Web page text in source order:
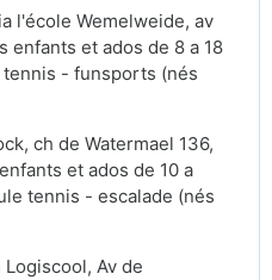
l'école Wemelweide, av
enfants et ados de 8 a 18
- funsports (nés
ch de Watermael 136,
et ados de 10 a
tennis - escalade (nés
Av de